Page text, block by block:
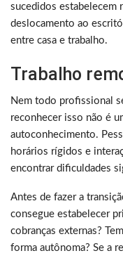
sucedidos estabelecem
deslocamento ao
entre casa e trabalho.
Trabalho
Nem todo profissional
reconhecer isso não é
autoconhecimento.
horários rígidos e
encontrar dificuldades
Antes de fazer a
consegue estabelecer
cobranças externas?
forma autônoma? Se a